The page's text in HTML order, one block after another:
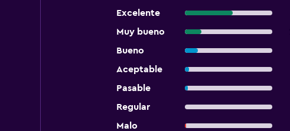
Excelente
Muy bueno
Bueno
Aceptable
Pasable
Regular
Malo